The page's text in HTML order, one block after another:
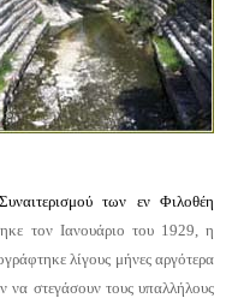
των εν Φιλοθέη
τον Ιανουάριο του 1929, η
λίγους μήνες αργότερα
να στεγάσουν τους υπαλλήλους